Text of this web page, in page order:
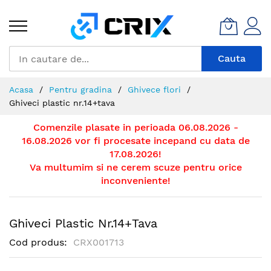
Continut
Cauta
Acasa Pentru gradina
Ghivece flori
Ghiveci plastic nr.14+tava
Comenzile plasate in perioada 06.08.2026 -
16.08.2026 vor fi procesate incepand cu data de
17.08.2026!
Va multumim si ne cerem scuze pentru orice
inconveniente!
Ghiveci Plastic Nr.14+tava
Cod produs CRX001713